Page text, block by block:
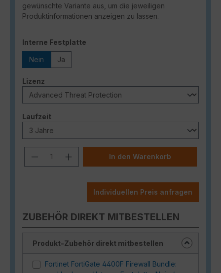
gewünschte Variante aus, um die jeweiligen
Produktinformationen anzeigen zu lassen.
Interne Festplatte
Nein Ja
Lizenz
Laufzeitauswählen
Produkt Anzahl: Gib den
In den Warenkorb
Individuellen Preis anfragen
ZUBEHÖR DIREKT MITBESTELLEN
Produkt-Zubehör direkt mitbestellen
Fortinet FortiGate 4400F Firewall Bundle: